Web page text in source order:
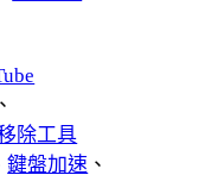
、
除工具
鍵盤加速 、